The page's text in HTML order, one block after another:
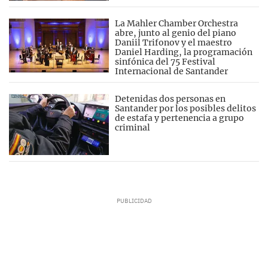
La Mahler Chamber Orchestra
abre, junto al genio del piano
Daniil Trifonov y el maestro
Daniel Harding, la programación
sinfónica del 75 Festival
Internacional de Santander
Detenidas dos personas en
Santander por los posibles delitos
de estafa y pertenencia a grupo
criminal